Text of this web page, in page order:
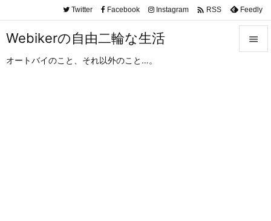
Webikerの自由二輪な生活
オートバイのこと、それ以外のこと…。

Twitter Facebook Instagram  RSS Feedly